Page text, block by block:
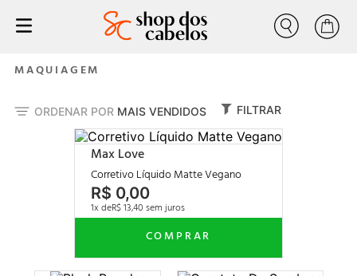
Buscar
MAQUIAGEM
ORDENAR POR MAIS VENDIDOS FILTRAR
Max Love
Corretivo Líquido Matte Vegano
R$ 0,00
1 R$13,40
1º progressiva
º liso
forever liss
escovas progressiva
cresce cabelo